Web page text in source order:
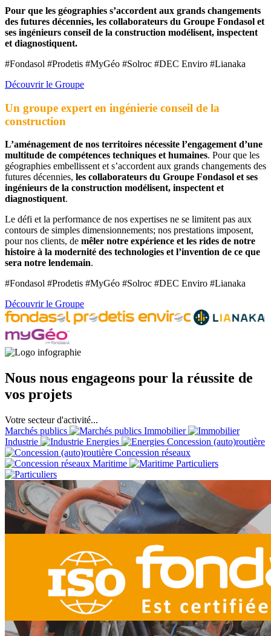
Pour que les géographies s’accordent aux grands changements
des futures décennies, les collaborateurs du Groupe Fondasol et
ses ingénieurs conseil de la construction modélisent, inspectent
et diagnostiquent.
#Fondasol #Prodetis #MyGéo #Solroc #DEC Enviro #Lianaka
Découvrir le Groupe
Un groupe expert en ingénierie conseil de la
construction
L’aménagement de nos territoires nécessite l’engagement d’une
multitude de compétences techniques et humaines. Pour que les
géographies embellissent et s’accordent aux grands changements des
futures décennies, les collaborateurs du Groupe Fondasol et ses
ingénieurs de la construction modélisent, inspectent et
diagnostiquent.
Le défi et la performance de nos expertises ne se limitent pas aux
contours de simples dimensionnements; nos prestations imposent,
pour nos clients, de mêler notre expérience et les rides de notre
histoire à la modernité des technologies et l’invention de ce que
sera notre lendemain.
#Fondasol #Prodetis #MyGéo #Solroc #DEC Enviro #Lianaka
Découvrir le Groupe
Nous nous engageons pour la réussite de
vos projets
Votre secteur d'activité...
Marchés publics
Immobilier
Industrie
Energies
Concession (auto)routière
Concession réseaux
Maritime
Particuliers